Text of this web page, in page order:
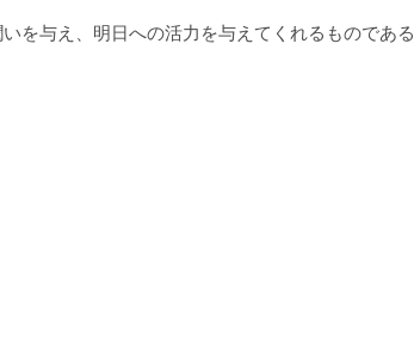
を与え、明日への活力を与えてくれるものである